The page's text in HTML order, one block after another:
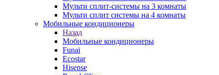
Мульти сплит-системы на 3 комнаты
Мульти сплит системы на 4 комнаты
Мобильные кондиционеры
Назад
Мобильные кондиционеры
Funai
Ecostar
Hisense